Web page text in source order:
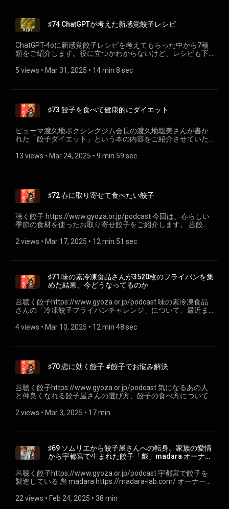
https://www.gyoza.or.jp/
ージー https://frozenfoodpress.com/2025/02/04/expo2025-
food-collection-presentation/ • 「大阪のれんめぐり～食と祭
EXPO～」に大阪王将が出店 https://www.eat-
and.jp/news/article.php?id=p2C5YD9P • 「AJINOMOTO
BRANDギョーザステーション」オープン
https://prtimes.jp/main/html/rd/p/000000079.000027220.html
餃子に関することも関係ないことも、なんでもおたよりお待
ちしております！ あと、各プラットフォームでのフォロー＆
子⁠https://www.gyoza.or.jp/podcast⁠ ---- 小野寺力 SNS各種
https://www.gyoza.or.jp/
♯74 ChatGPTが考えた新感覚餃子レシピ
ChatGPT-4oに新感覚餃子レシピを考えてもらった中から7種
類をご紹介します。役に立つかわからないけど、レシピも下
ー餃子 コンセプト カリフォルニアロールのようなエスニック
りが苦手な方は少なめ or 大葉でも代用可） • レモン汁、塩、
コショウ 包み方・仕上げ • 基本の具材を混ぜ合わせ、皮で包
む • 焼くときはごま油やオリーブオイルを使い、軽く焦げ目
をつける • ディップソースとしてスイートチリソースやライ
ム＋塩を添えても美味 ポイント パクチーの分量を調整するこ
とで、エスニック度を好みに合わせられます。 2 キムチ×納豆
×チーズ餃子 コンセプト 発酵食品トリオによる「クセ強」な
組み合わせがクセになる一品。意外に合うと評判のキムチ＋
タレを好みに合わせて加える） • キムチ（軽く刻む） • チーズ
を混ぜたら、皮に包んで焼くだけ • 中火でじっくり焼き、焦
げ目をつけると香ばしさUP • 仕上げにゴマやネギをトッピン
発酵食品同士が旨味を出し合い、ビールとの相性も抜群で
す。 3 たこ焼き風餃子 コンセプト 大阪名物「たこ焼き」の要
イデア。 具材 • ゆでタコ（小さくカット） • 紅ショウガ、天
ズ・かつお節をトッピング ポイント ソースやかつお節を上掛
けにすると見た目も楽しい。ビールやハイボールとの相性抜
群。 4 寿司風：サーモン×クリームチーズ×山葵（わさび）餃
子 コンセプト 寿司ネタのようなコンビネーションを餃子の皮
で包み、焼いて楽しむ「温かい寿司風」餃子。 具材 • 生食用
サーモン（またはスモークサーモン） • クリームチーズ • わさ
び（チューブでもOK／辛さはお好みで） • 塩・胡椒 少々 包み
方・仕上げ • サーモンを細かく刻み、クリームチーズ・わさ
少し垂らして食べるか、レモン汁・醤油・オリーブオイルを
場合は、新鮮なものを手早く加熱調理。火が通ったサーモン
とクリームチーズの相性が抜群です。 5 カレーうどん風：豚
ーうどん」の風味を餃子に応用。ピリッとしたカレー味と豚
の旨味が相性抜群。 具材 • 豚バラ肉（細切れ or ミンチ） • 長
風だしの素 少々） • 醤油、みりん少々 包み方・仕上げ • 豚バ
味付け。 • 餃子の皮で包んだら、焼き or 茹ででOK。焼きの場
粉を混ぜたものを用意しても◎。 ポイント うどんの代わりに
餃子の皮で包むイメージ。スープ仕立てにしたい場合、鍋に
カル：パイナップル×ハム×甘辛ソース餃子 コンセプト ピザで
人気の“ハワイアン”を餃子に転用。甘酸っぱいパイナップルと
塩気のあるハムの組み合わせ。 具材 • パイナップル（缶詰ま
たは生、みじん切り） • ハムまたはベーコン（みじん切り） •
チーズ（お好みで） • ケチャップや焼肉のタレ少々（甘辛味
5 views • Mar 31, 2025 • 14 min 8 sec
♯73 餃子を食べて健康的にダイエット
ピューマ渡久地ボクシングジム会長の渡久地聡美さんが書か
れた「餃子ダイエット」という本の内容をご紹介させていた
https://amzn.to/4cdxWmJ / 単行本 https://amzn.to/4kTcvuV
ロー＆高評価をいただけると嬉しいです！ 聴く餃
子⁠https://www.gyoza.or.jp/podcast⁠ ---- 小野寺力 SNS各種
https://lit.link/chikara 一般社団法人焼き餃子協会
https://www.gyoza.or.jp/
13 views • Mar 24, 2025 • 9 min 59 sec
♯72 春に取り寄せて食べたい餃子
聴く餃子 https://www.gyoza.or.jp/podcast 今回は、春らしい
季節の食材を使ったお取り寄せ餃子をご紹介します。 🥟餃子
https://kawashimo.shop/items/660f960b77e8d2002c5397ea⁠
https://www.yamahachi.net/products/list.php?
category_id=10 🥟平井餃子の製造所「アスパラ餃子」
https://busshozan-no-mori.shop/?pid=157722326 🥟浜太郎
「桜えび餃子」
https://shop.hamatarou.jp/view/item/000000000009 🥟粉夢
「しんいちろう餃子 ねばり・春みどり」
https://konamu.raku-uru.jp/item-list?categoryId=95310 餃子
屋さん選び、ご相談ください！ 他にもお悩みあればなんでも
いたします！できれば高評価も！ 聴く餃
https://lit.link/chikara 一般社団法人焼き餃子協会
https://www.gyoza.or.jp/
2 views • Mar 17, 2025 • 12 min 51 sec
♯71 味の素冷凍食品さんが3520枚のフライパンを集
めた結果、今どうなってるのか
🥟聴く餃子https://www.gyoza.or.jp/podcast 味の素冷凍食品
さんの「冷凍餃子フライパンチャレンジ」について、最近ま
https://www.ffa.ajinomoto.com/enjoy/frypan/ 味の素冷凍食
イパンチャレンジから生まれたフライパン
https://www.ffa.ajinomoto.com/enjoy/frypan/newfrypan/
【ご紹介した餃子店】 餃子坊 豚八戒
https://tabelog.com/tokyo/A1319/A131905/13090377/ 手作
り餃子の店 吉春 https://sites.google.com/true-
state.info/yoshiharu-gyouza/home VEGAN GYOZA
https://www.vegangyoza.com/ 餃子屋さん選び、ご相談くだ
さい！ 他にもお悩みあればなんでもお送りください！ 🥟聴く
種https://lit.link/chikara 🥟 一般社団法人焼き餃子協会
4 views • Mar 10, 2025 • 12 min 48 sec
♯70 恋に効く餃子 #餃子でお悩み解決
🥟聴く餃子https://www.gyoza.or.jp/podcast 気になるあの人
と仲良くなれる餃子屋さんの選び方、餃子の食べ方について
https://tabelog.com/tokyo/A1319/A131905/13090377/ 手作
さい！ 他にもお悩みあればなんでもお送りください！ 🥟聴く
餃子⁠https://www.gyoza.or.jp/podcast⁠ ---- 🥟 小野寺力 SNS各
種https://lit.link/chikara 🥟 一般社団法人焼き餃子協会
https://www.gyoza.or.jp/
2 views • Mar 3, 2025 • 17 min
♯69 ソムリエから餃子屋さんへの転身。家族の愛情
から宇都宮で生まれた餃子「彪」madara オーナー
🥟聴く餃子https://www.gyoza.or.jp/podcast 宇都宮で餃子を
製造している 彪 madara https://madara-lab.com/ オーナー飯
思いで餃子を作っているのかを伺いました。 【関連リンク】
22 views • Feb 24, 2025 • 38 min